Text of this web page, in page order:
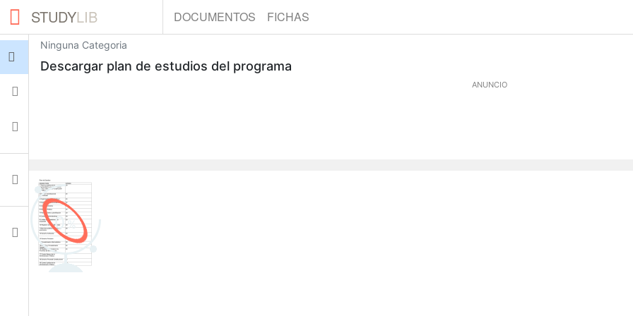
STUDYLIB DOCUMENTOS FICHAS
Documentos
Ajustes
Ninguna Categoria
Descargar plan de estudios del programa
ANUNCIO
0